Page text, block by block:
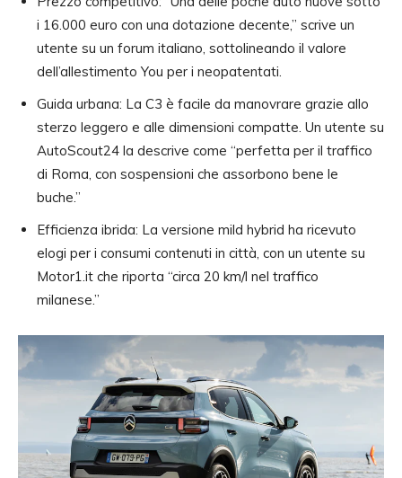
i 16.000 euro con una dotazione decente,” scrive un
utente su un forum italiano, sottolineando il valore
dell’allestimento You per i neopatentati.
Guida urbana: La C3 è facile da manovrare grazie allo
sterzo leggero e alle dimensioni compatte. Un utente su
AutoScout24 la descrive come “perfetta per il traffico
di Roma, con sospensioni che assorbono bene le
buche.”
Efficienza ibrida: La versione mild hybrid ha ricevuto
elogi per i consumi contenuti in città, con un utente su
Motor1.it che riporta “circa 20 km/l nel traffico
milanese.”